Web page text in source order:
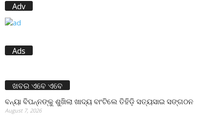
Adv
Ads
ଖବର ଏବେ ଏବେ
ବନ୍ୟା ବିପନ୍ନଙ୍କୁ ଶୁଖିଲା ଖାଦ୍ୟ ବାଂଟିଲେ ତିହିଡି଼ ସତ୍ୟସାଇ ସଙ୍ଗଠନ
August 7, 2026